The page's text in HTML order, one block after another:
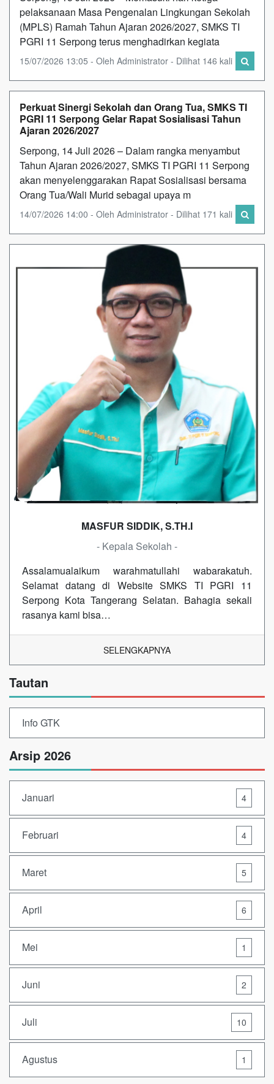
pelaksanaan Masa Pengenalan Lingkungan Sekolah
(MPLS) Ramah Tahun Ajaran 2026/2027, SMKS TI
PGRI 11 Serpong terus menghadirkan kegiata
15/07/2026 13:05 - Oleh Administrator - Dilihat 146 kali
Perkuat Sinergi Sekolah dan Orang Tua, SMKS TI
PGRI 11 Serpong Gelar Rapat Sosialisasi Tahun
Ajaran 2026/2027
Serpong, 14 Juli 2026 – Dalam rangka menyambut
Tahun Ajaran 2026/2027, SMKS TI PGRI 11 Serpong
akan menyelenggarakan Rapat Sosialisasi bersama
Orang Tua/Wali Murid sebagai upaya m
14/07/2026 14:00 - Oleh Administrator - Dilihat 171 kali
MASFUR SIDDIK, S.TH.I
- Kepala Sekolah -
Assalamualaikum warahmatullahi wabarakatuh.
Selamat datang di Website SMKS TI PGRI 11
Serpong Kota Tangerang Selatan. Bahagia sekali
rasanya kami bisa…
SELENGKAPNYA
Tautan
Info GTK
Arsip 2026
Januari 4
Februari 4
Maret 5
April 6
Mei 1
Juni 2
Juli 10
Agustus 1